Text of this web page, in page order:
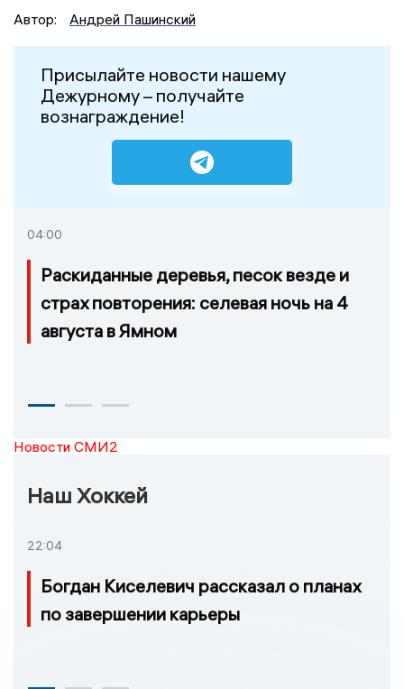
Автор:
Андрей Пашинский
Присылайте новости нашему
Дежурному – получайте
вознаграждение!
04:00
Раскиданные деревья, песок везде и
страх повторения: селевая ночь на 4
августа в Ямном
Новости СМИ2
Наш Хоккей
22:04
Богдан Киселевич рассказал о планах
по завершении карьеры